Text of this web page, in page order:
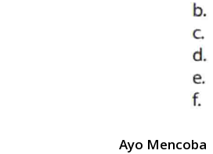
Ayo Mencoba